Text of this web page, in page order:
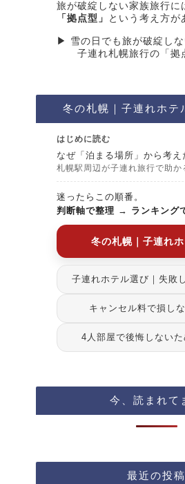
旅が破綻しない家族旅行に
「拠点型」
という考え方が
▶︎ 雪の日でも旅が破綻し
子連れ札幌旅行の「拠
冬の札幌｜子連れホテ
はじめに読む
なぜ「泊まる場所」から考
札幌駅周辺が子連れ旅行で助か
迷ったらこの順番。
判断軸で整理 → ランキング
冬の札幌｜子連れ
子連れホテル選び｜失敗
キャンセル料で損し
4人部屋で後悔しない
今、読まれて
最近の投稿